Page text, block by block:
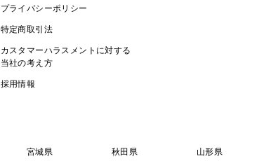
プライバシーポリシー
特定商取引法
カスタマーハラスメントに対する
当社の考え方
採用情報
宮城県 秋田県 山形県